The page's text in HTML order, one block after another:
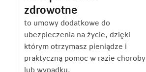
zdrowotne
to umowy dodatkowe do
ubezpieczenia na życie, dzięki
którym otrzymasz pieniądze i
praktyczną pomoc w razie choroby
lub wypadku.